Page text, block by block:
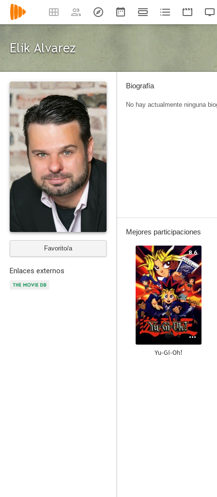
Elik Alvarez
Favorito/a
Enlaces externos
Biografía
No hay actualmente ninguna
Mejores participaciones
8.6
Yu-Gi-Oh!